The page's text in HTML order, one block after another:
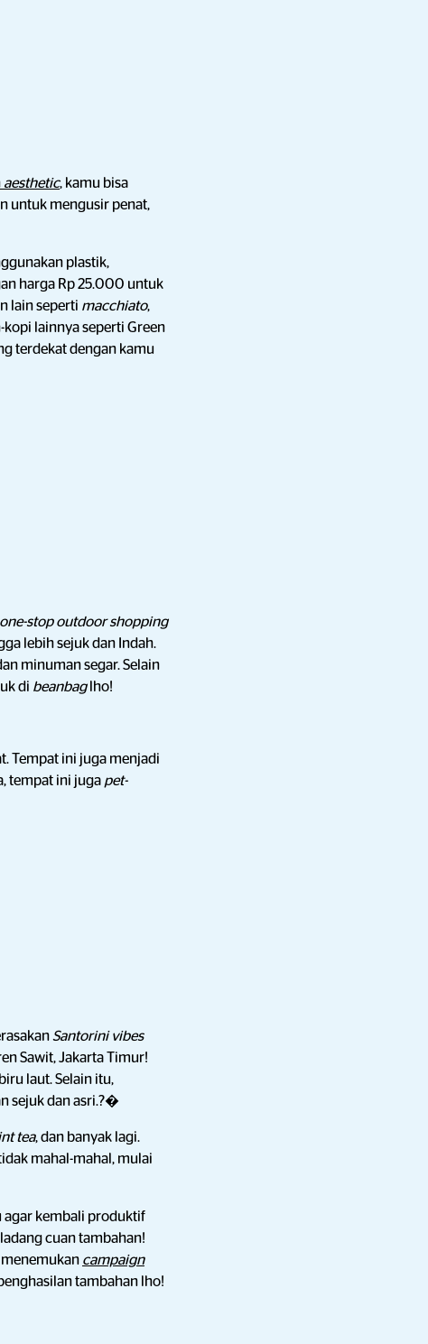
aesthetic, kamu bisa
untuk mengusir penat,
plastik,
harga Rp 25.000 untuk
lain seperti macchiato,
lainnya seperti Green
terdekat dengan kamu
one-stop outdoor shopping
lebih sejuk dan Indah.
minuman segar.Selain
di beanbag lho!
Tempat ini juga menjadi
tempat ini juga pet-
Santorini vibes
Sawit, Jakarta Timur!
laut. Selain itu,
sejuk dan asri.?�
tea, dan banyak lagi.
mahal-mahal, mulai
agar kembali produktif
cuan tambahan!
campaign
tambahan lho!